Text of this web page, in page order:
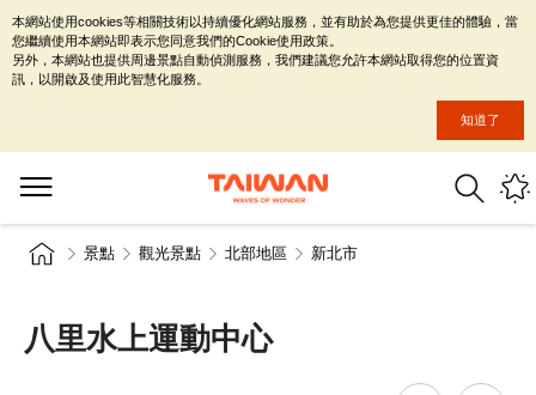
景點 觀光景點 北部地區 新北市
八里水上運動中心
本網站使用cookies等相關技術以持續優化網站服務，並有助於為您提供更佳的體驗，當
您繼續使用本網站即表示您同意我們的Cookie使用政策。
另外，本網站也提供周邊景點自動偵測服務，我們建議您允許本網站取得您的位置資
訊，以開啟及使用此智慧化服務。
知道了